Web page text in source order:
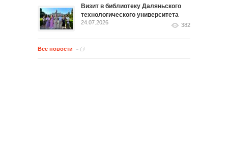
Визит в библиотеку Даляньского
технологического университета
24.07.2026 382
Все новости